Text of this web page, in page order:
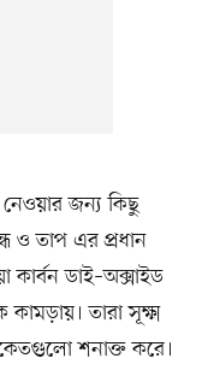
জন্য কিছু
ও তাপ এর প্রধান
কার্বন ডাই–অক্সাইড
তারা সূক্ষ্ম
শনাক্ত করে।